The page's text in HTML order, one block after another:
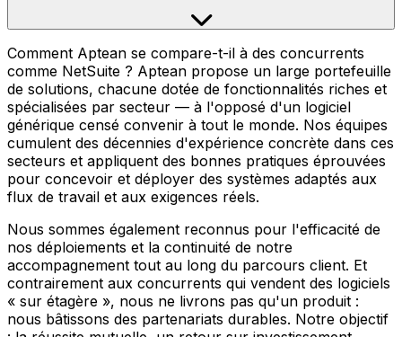
Comment Aptean se compare-t-il à des concurrents
comme NetSuite ? Aptean propose un large portefeuille
de solutions, chacune dotée de fonctionnalités riches et
spécialisées par secteur — à l'opposé d'un logiciel
générique censé convenir à tout le monde. Nos équipes
cumulent des décennies d'expérience concrète dans ces
secteurs et appliquent des bonnes pratiques éprouvées
pour concevoir et déployer des systèmes adaptés aux
flux de travail et aux exigences réels.
Nous sommes également reconnus pour l'efficacité de
nos déploiements et la continuité de notre
accompagnement tout au long du parcours client. Et
contrairement aux concurrents qui vendent des logiciels
« sur étagère », nous ne livrons pas qu'un produit :
nous bâtissons des partenariats durables. Notre objectif